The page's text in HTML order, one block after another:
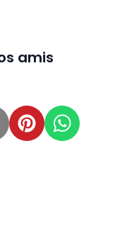
amis